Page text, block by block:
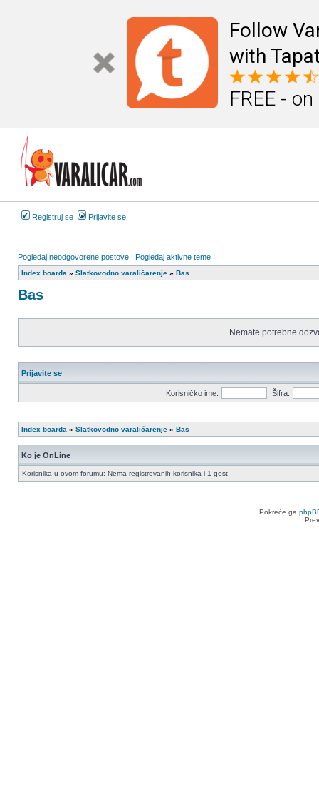
Follow
with
FREE -
Registruj se Prijavite se
Pogledaj neodgovorene postove | Pogledaj aktivne teme
Index boarda » Slatkovodno varaličarenje » Bas
Bas
Nemate potrebne
Prijavite se
Korisničko ime: Šifra:
Index boarda » Slatkovodno varaličarenje » Bas
Ko je OnLine
Korisnika u ovom forumu: Nema registrovanih korisnika i 1 gost
Pokreće ga